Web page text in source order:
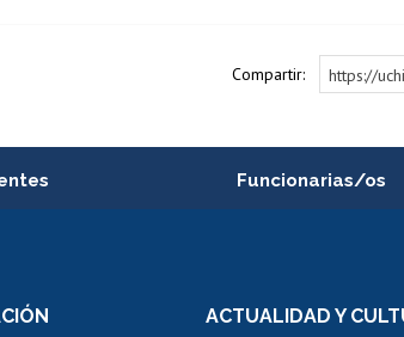
Compartir: https://
Funcionarias/os
Portal de movilidad
ACTUALIDAD Y